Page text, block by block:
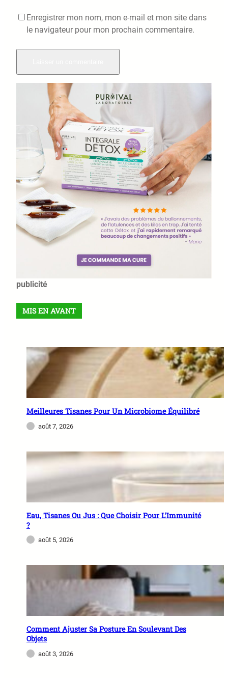
Enregistrer mon nom, mon e-mail et mon site dans
le navigateur pour mon prochain commentaire.
publicité
MIS EN AVANT
Meilleures Tisanes Pour Un Microbiome Équilibré
août 7, 2026
Eau, Tisanes Ou Jus : Que Choisir Pour L’Immunité
?
août 5, 2026
Comment Ajuster Sa Posture En Soulevant Des
Objets
août 3, 2026